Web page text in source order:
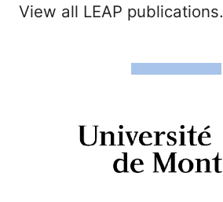
View all LEAP publications.